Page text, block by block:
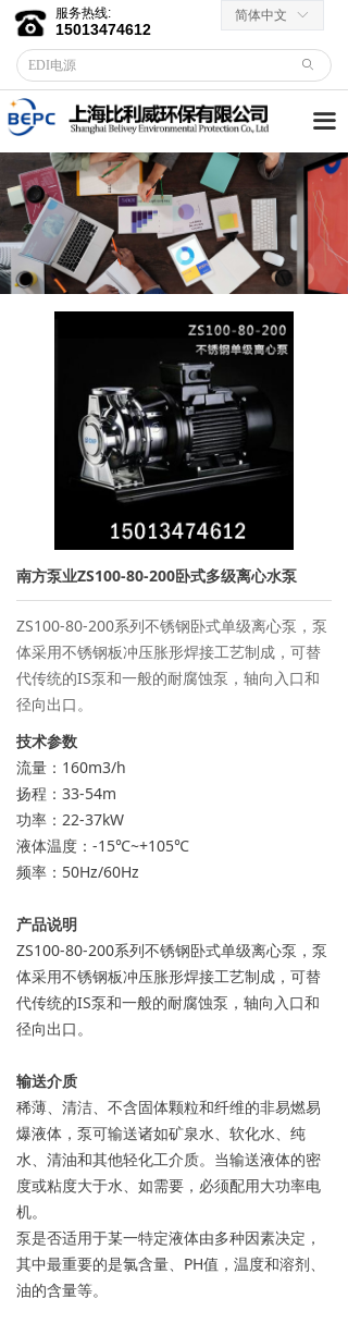
끀
首页
关于我们
客户服务
→ 合作伙伴
→资料下载
产品中心
→ EDI膜堆
→ 滤芯滤料
→RO反渗透膜
→ 保安过滤器
→ 水泵/计量泵
→ 板式换热器
→ PE水箱及配件
→ 水处理药剂
新闻资讯
→ 公司新闻
→ 常见问题
服务热线:
15013474612
ꄙ
ꀅ
简体中文
ZS100-80-200系列不锈钢卧式单级离心泵，泵
体采用不锈钢板冲压胀形焊接工艺制成，可替
代传统的IS泵和一般的耐腐蚀泵，轴向入口和
径向出口。
南方泵业ZS100-80-200卧式多级离心水泵
技术参数
流量：160m3/h
扬程：33-54m
功率：22-37kW
液体温度：-15℃~+105℃
频率：50Hz/60Hz
产品说明
ZS100-80-200系列不锈钢卧式单级离心泵，泵
体采用不锈钢板冲压胀形焊接工艺制成，可替
代传统的IS泵和一般的耐腐蚀泵，轴向入口和
径向出口。
输送介质
稀薄、清洁、不含固体颗粒和纤维的非易燃易
爆液体，泵可输送诸如矿泉水、软化水、纯
水、清油和其他轻化工介质。当输送液体的密
度或粘度大于水、如需要，必须配用大功率电
机。
泵是否适用于某一特定液体由多种因素决定，
其中最重要的是氯含量、PH值，温度和溶剂、
油的含量等。